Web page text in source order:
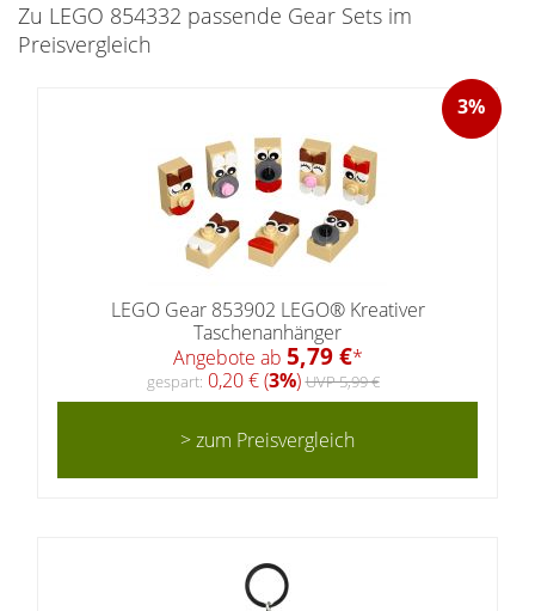
Zu LEGO 854332 passende Gear Sets im
Preisvergleich
3%
LEGO Gear 853902 LEGO® Kreativer
Taschenanhänger
Angebote ab 5,79 €*
gespart: 0,20 € (3%)UVP 5,99 €
> zum Preisvergleich